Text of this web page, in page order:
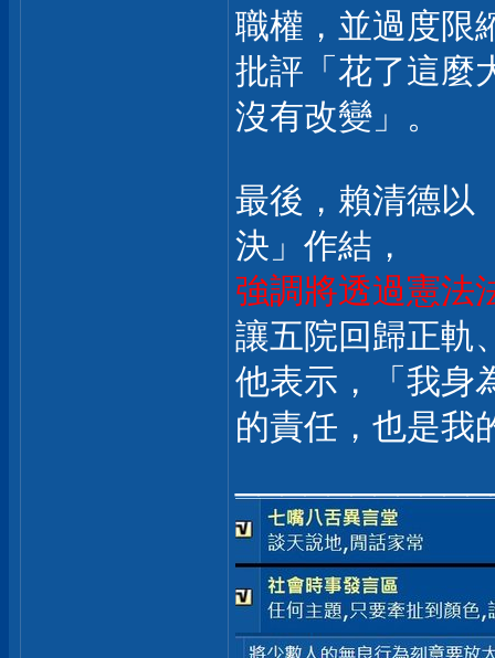
職權，並過度限
批評「花了這麼
沒有改變」。
最後，賴清德以
決」作結，
強調將透過憲法
讓五院回歸正軌
他表示，「我身
的責任，也是我